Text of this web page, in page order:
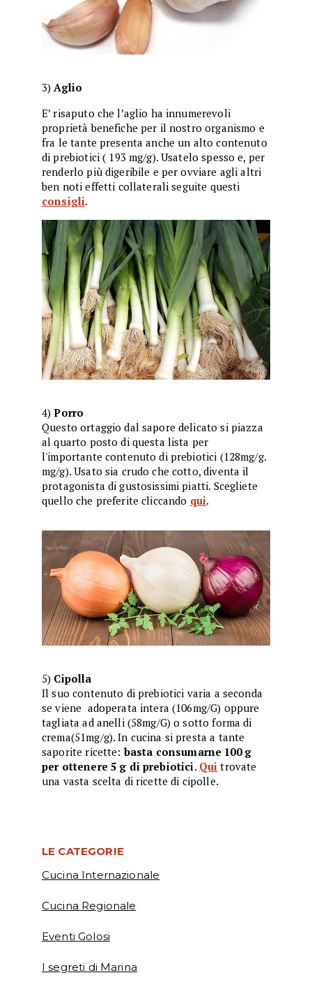
3) Aglio
E’ risaputo che l’aglio ha innumerevoli
proprietà benefiche per il nostro organismo e
fra le tante presenta anche un alto contenuto
di prebiotici ( 193 mg/g). Usatelo spesso e, per
renderlo più digeribile e per ovviare agli altri
ben noti effetti collaterali seguite questi
consigli.
4)Porro
Questo ortaggio dal sapore delicato si piazza
al quarto posto di questa lista per
l'importante contenuto di prebiotici (128mg/g.
mg/g). Usato sia crudo che cotto, diventa il
protagonista di gustosissimi piatti. Scegliete
quello che preferite cliccando qui.
5) Cipolla
Il suo contenuto di prebiotici varia a seconda
se viene adoperata intera (106mg/G) oppure
tagliata ad anelli (58mg/G) o sotto forma di
crema(51mg/g). In cucina si presta a tante
saporite ricette: basta consumarne 100 g
per ottenere 5 g di prebiotici. Qui trovate
una vasta scelta di ricette di cipolle.
LE CATEGORIE
Cucina Internazionale
Cucina Regionale
Eventi Golosi
I segreti di Marina